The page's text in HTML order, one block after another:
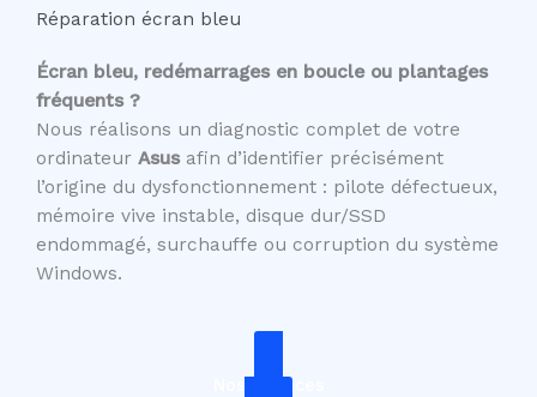
Réparation écran bleu
Écran bleu, redémarrages en boucle ou plantages
fréquents ?
Nous réalisons un diagnostic complet de votre
ordinateur Asusafin d’identifier précisément
l’origine du dysfonctionnement : pilote défectueux,
mémoire vive instable, disque dur/SSD
endommagé, surchauffe ou corruption du système
Windows.
Nos Services